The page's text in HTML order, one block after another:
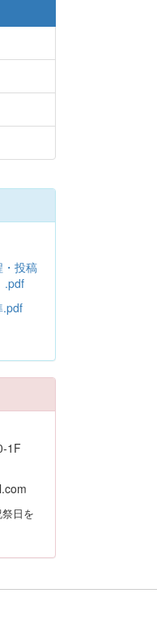
・投稿
.pdf
.pdf
1F
祭日を